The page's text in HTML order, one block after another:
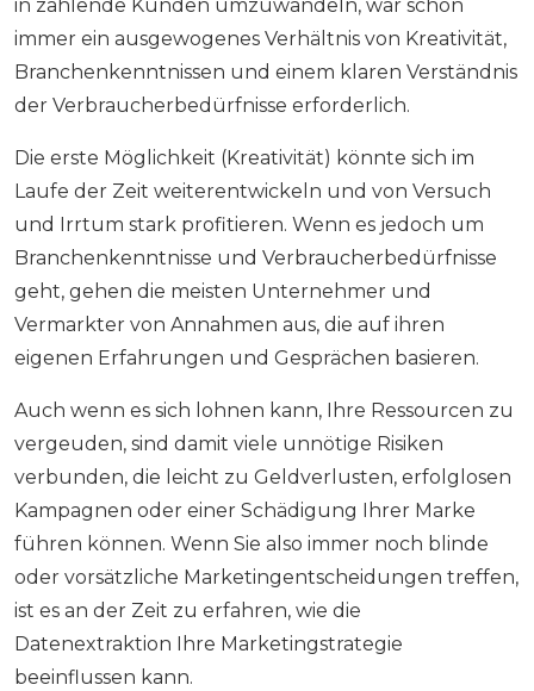
in zahlende Kunden umzuwandeln, war schon
immer ein ausgewogenes Verhältnis von Kreativität,
Branchenkenntnissen und einem klaren Verständnis
der Verbraucherbedürfnisse erforderlich.
Die erste Möglichkeit (Kreativität) könnte sich im
Laufe der Zeit weiterentwickeln und von Versuch
und Irrtum stark profitieren. Wenn es jedoch um
Branchenkenntnisse und Verbraucherbedürfnisse
geht, gehen die meisten Unternehmer und
Vermarkter von Annahmen aus, die auf ihren
eigenen Erfahrungen und Gesprächen basieren.
Auch wenn es sich lohnen kann, Ihre Ressourcen zu
vergeuden, sind damit viele unnötige Risiken
verbunden, die leicht zu Geldverlusten, erfolglosen
Kampagnen oder einer Schädigung Ihrer Marke
führen können. Wenn Sie also immer noch blinde
oder vorsätzliche Marketingentscheidungen treffen,
ist es an der Zeit zu erfahren, wie die
Datenextraktion Ihre Marketingstrategie
beeinflussen kann.